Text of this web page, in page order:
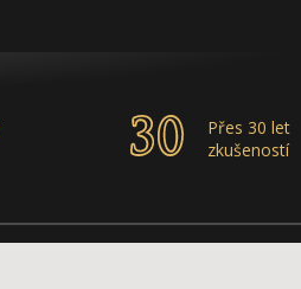
Přes 30 let
zkušeností